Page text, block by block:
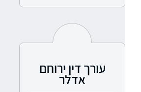
עורך דין ירוחם
אדלר